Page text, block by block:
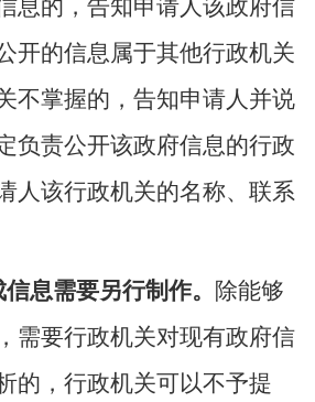
息的，告知申请人该政府信
开的信息属于其他行政机关
不掌握的，告知申请人并说
负责公开该政府信息的行政
人该行政机关的名称、联系
息需要另行制作。 除能够
需要行政机关对现有政府信
的，行政机关可以不予提